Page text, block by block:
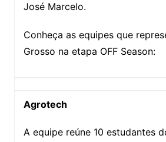
José Marcelo.
Conheça as equipes que
Grosso na etapa OFF Season:
Agrotech
A equipe reúne 10 estudantes